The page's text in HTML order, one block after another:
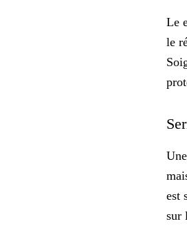
Le
le
est
sur